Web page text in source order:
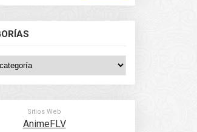
Sitios Web
AnimeFLV